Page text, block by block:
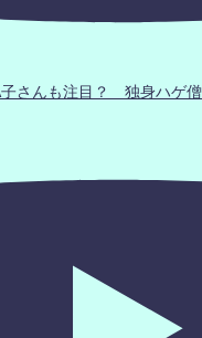
さんも注目？ 独身ハゲ